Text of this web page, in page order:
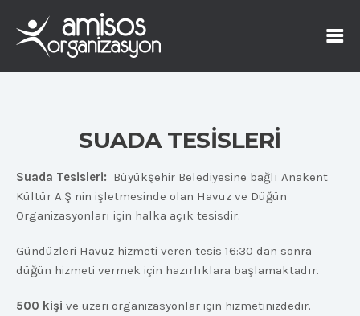
SUADA TESİSLERİ
Suada Tesisleri: Büyükşehir Belediyesine bağlı Anakent
Kültür A.Ş nin işletmesinde olan Havuz ve Düğün
Organizasyonları için halka açık tesisdir.
Gündüzleri Havuz hizmeti veren tesis 16:30 dan sonra
düğün hizmeti vermek için hazırlıklara başlamaktadır.
500 kişi ve üzeri organizasyonlar için hizmetinizdedir.